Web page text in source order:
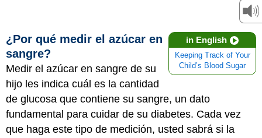
in English
Keeping Track of Your
Child’s Blood Sugar
¿Por qué medir el azúcar en
sangre?
Medir el azúcar en sangre de su
hijo les indica cuál es la cantidad
de glucosa que contiene su sangre, un dato
fundamental para cuidar de su diabetes. Cada vez
que haga este tipo de medición, usted sabrá si la